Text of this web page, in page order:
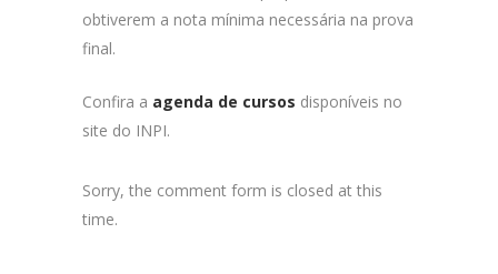
obtiverem a nota mínima necessária na prova
final.
Confira a agenda de cursos disponíveis no
site do INPI.
Sorry, the comment form is closed at this
time.